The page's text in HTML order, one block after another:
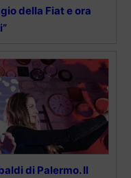
della Fiat e ora
di Palermo. Il